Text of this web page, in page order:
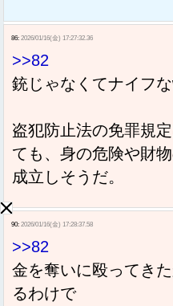
86: 2026/01/16(金) 17:27:32.36
>>82
銃じゃなくてナイフ
盗犯防止法の免罪規
ても、身の危険や財
成立しそうだ。
90: 2026/01/16(金) 17:28:37.58
>>82
金を奪いに殴ってき
るわけで